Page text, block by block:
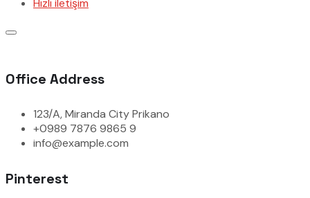
Hızlı iletişim
Office Address
123/A, Miranda City Prikano
+0989 7876 9865 9
info@example.com
Pinterest